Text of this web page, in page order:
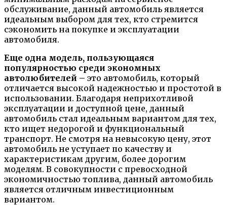
обслуживание, данный автомобиль является
идеальным выбором для тех, кто стремится
сэкономить на покупке и эксплуатации
автомобиля.
Еще одна модель, пользующаяся
популярностью среди экономных
автолюбителей – это автомобиль, который
отличается высокой надежностью и простотой в
использовании. Благодаря неприхотливой
эксплуатации и доступной цене, данный
автомобиль стал идеальным вариантом для тех,
кто ищет недорогой и функциональный
транспорт. Не смотря на невысокую цену, этот
автомобиль не уступает по качеству и
характеристикам другим, более дорогим
моделям. В совокупности с превосходной
экономичностью топлива, данный автомобиль
является отличным инвестиционным
вариантом.